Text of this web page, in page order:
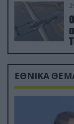
ΕΘΝΙΚΑ